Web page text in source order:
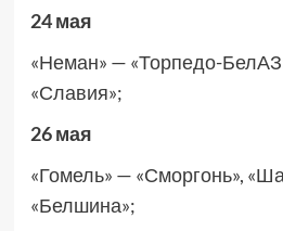
24 мая
«Неман» — «Торпедо-
«Славия»;
26 мая
«Гомель» — «Сморгонь»,
«Белшина»;